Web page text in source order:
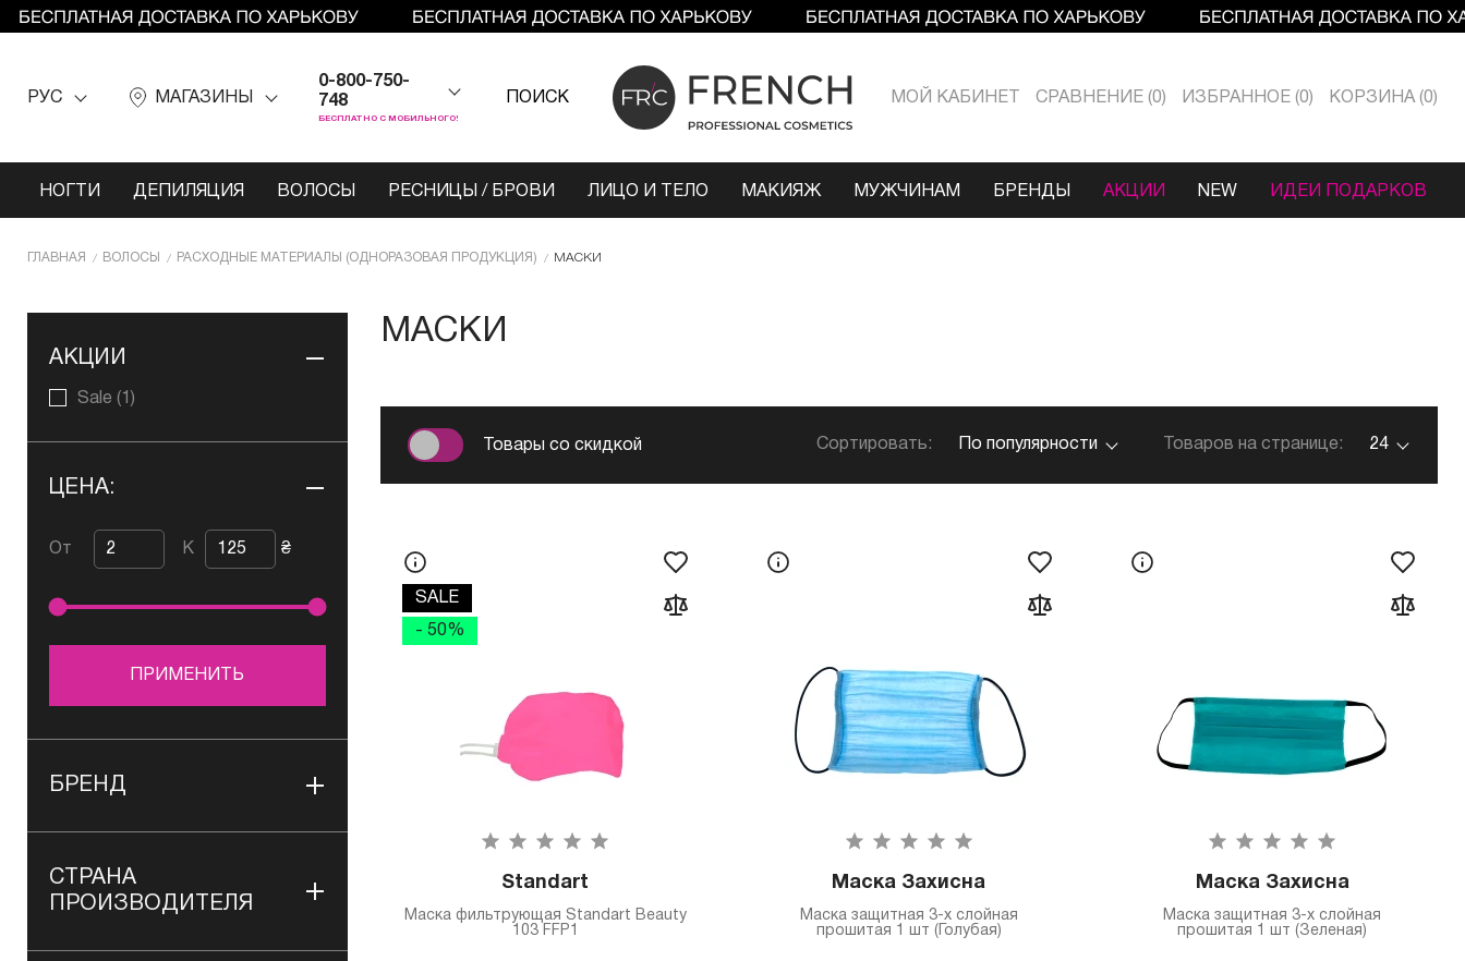
РУС МАГАЗИНЫ
0-800-750-
748
БЕСПЛАТНО С МОБИЛЬНОГО!
ПОИСК МОЙ КАБИНЕТ СРАВНЕНИЕ 0 ИЗБРАННОЕ 0 КОРЗИНА 0
НОГТИ ДЕПИЛЯЦИЯ ВОЛОСЫ РЕСНИЦЫ / БРОВИ ЛИЦО И ТЕЛО МАКИЯЖ МУЖЧИНАМ БРЕНДЫ АКЦИИ NEW ИДЕИ ПОДАРКОВ
ГЛАВНАЯ ВОЛОСЫ РАСХОДНЫЕ МАТЕРИАЛЫ (ОДНОРАЗОВАЯ ПРОДУКЦИЯ) МАСКИ
АКЦИИ
Sale (1)
ЦЕНА:
От К ₴
ПРИМЕНИТЬ
БРЕНД
СТРАНА
ПРОИЗВОДИТЕЛЯ
МАСКИ
Товары со скидкой Сортировать: По популярности Товаров на странице: 24
SALE
- 50%
Standart
Маска фильтрующая Standart Beauty
103 FFP1
Маска Захисна
Маска защитная 3-х слойная
прошитая 1 шт (Голубая)
Маска Захисна
Маска защитная 3-х слойная
прошитая 1 шт (Зеленая)